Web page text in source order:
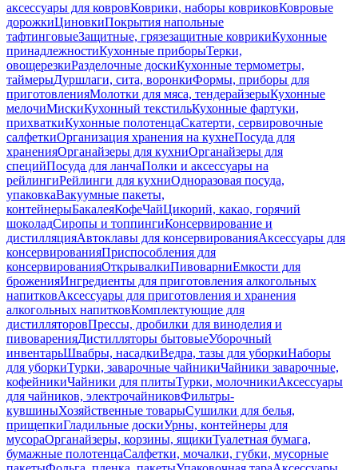
аксессуары для ковровКоврики, наборы ковриковКовровые
дорожкиЦиновкиПокрытия напольные
тафтинговыеЗащитные, грязезащитные коврикиКухонные
принадлежностиКухонные приборыТерки,
овощерезкиРазделочные доскиКухонные термометры,
таймерыДуршлаги, сита, воронкиФормы, приборы для
приготовленияМолотки для мяса, тендерайзерыКухонные
мелочиМискиКухонный текстильКухонные фартуки,
прихваткиКухонные полотенцаСкатерти, сервировочные
салфеткиОрганизация хранения на кухнеПосуда для
храненияОрганайзеры для кухниОрганайзеры для
специйПосуда для ланчаПолки и аксессуары на
рейлингиРейлинги для кухниОдноразовая посуда,
упаковкаВакуумные пакеты,
контейнерыБакалеяКофеЧайЦикорий, какао, горячий
шоколадСиропы и топпингиКонсервирование и
дистилляцияАвтоклавы для консервированияАксессуары для
консервированияПриспособления для
консервированияОткрывалкиПивоварниЕмкости для
броженияИнгредиенты для приготовления алкогольных
напитковАксессуары для приготовления и хранения
алкогольных напитковКомплектующие для
дистилляторовПрессы, дробилки для виноделия и
пивоваренияДистилляторы бытовыеУборочный
инвентарьШвабры, насадкиВедра, тазы для уборкиНаборы
для уборкиТурки, заварочные чайникиЧайники заварочные,
кофейникиЧайники для плитыТурки, молочникиАксессуары
для чайников, электрочайниковФильтры-
кувшиныХозяйственные товарыСушилки для белья,
прищепкиГладильные доскиУрны, контейнеры для
мусораОрганайзеры, корзины, ящикиТуалетная бумага,
бумажные полотенцаСалфетки, мочалки, губки, мусорные